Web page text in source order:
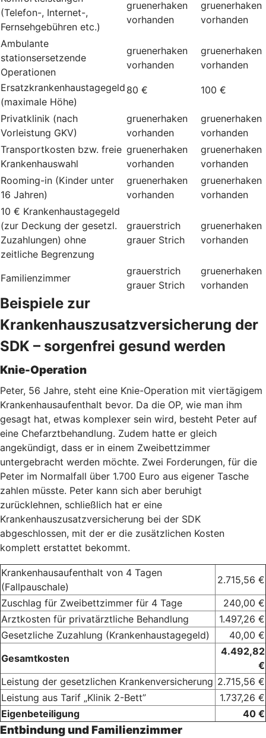
(Telefon-, Internet-,
Fernsehgebühren etc.)
gruenerhaken
vorhanden
gruenerhaken
vorhanden
Ambulante
stationsersetzende
Operationen
gruenerhaken
vorhanden
gruenerhaken
vorhanden
Ersatzkrankenhaustagegeld
(maximale Höhe)
80 € 100 €
Privatklinik (nach
Vorleistung GKV)
gruenerhaken
vorhanden
gruenerhaken
vorhanden
Transportkosten bzw. freie
Krankenhauswahl
gruenerhaken
vorhanden
gruenerhaken
vorhanden
Rooming-in (Kinder unter
16 Jahren)
gruenerhaken
vorhanden
gruenerhaken
vorhanden
10 € Krankenhaustagegeld
(zur Deckung der gesetzl.
Zuzahlungen) ohne
zeitliche Begrenzung
grauerstrich
grauer Strich
gruenerhaken
vorhanden
Familienzimmer
grauerstrich
grauer Strich
gruenerhaken
vorhanden
Beispiele zur
Krankenhauszusatzversicherung der
SDK – sorgenfrei gesund werden
Knie-Operation
Peter, 56 Jahre, steht eine Knie-Operation mit viertägigem
Krankenhausaufenthalt bevor. Da die OP, wie man ihm
gesagt hat, etwas komplexer sein wird, besteht Peter auf
eine Chefarztbehandlung. Zudem hatte er gleich
angekündigt, dass er in einem Zweibettzimmer
untergebracht werden möchte. Zwei Forderungen, für die
Peter im Normalfall über 1.700 Euro aus eigener Tasche
zahlen müsste. Peter kann sich aber beruhigt
zurücklehnen, schließlich hat er eine
Krankenhauszusatzversicherung bei der SDK
abgeschlossen, mit der er die zusätzlichen Kosten
komplett erstattet bekommt.
Krankenhausaufenthalt von 4 Tagen
(Fallpauschale)
2.715,56 €
Zuschlag für Zweibettzimmer für 4 Tage
240,00 €
Arztkosten für privatärztliche Behandlung
1.497,26 €
Gesetzliche Zuzahlung (Krankenhaustagegeld)
40,00 €
Gesamtkosten
4.492,82
€
Leistung der gesetzlichen Krankenversicherung 2.715,56 €
Leistung aus Tarif „Klinik 2-Bett”
1.737,26 €
Eigenbeteiligung
40 €
Entbindung und Familienzimmer